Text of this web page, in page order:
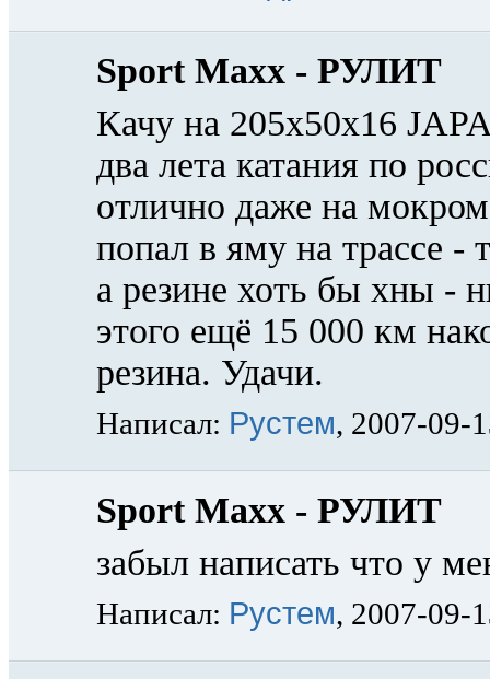
Sport Maxx - РУЛИТ
Качу на 205х50х16
два лета катания по
отлично даже на
попал в яму на трассе -
а резине хоть бы хны -
этого ещё 15 000 км
резина. Удачи.
Написал: Рустем, 2007-09-
Sport Maxx - РУЛИТ
забыл написать что у
Написал: Рустем, 2007-09-